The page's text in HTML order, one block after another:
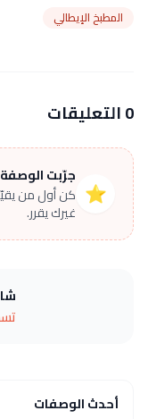
المطبخ الإيطالي
0 التعليقات
⭐
جرّبت
كن أول من
غيرك يقرر.
أحدث الوصفات